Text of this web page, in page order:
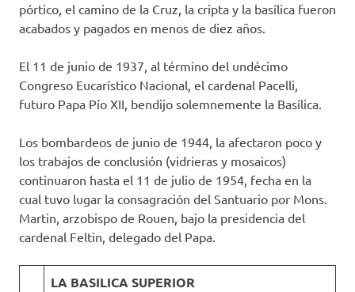
pórtico, el camino de la Cruz, la cripta y la basílica fueron
acabados y pagados en menos de diez años.
El 11 de junio de 1937, al término del undécimo
Congreso Eucarístico Nacional, el cardenal Pacelli,
futuro Papa Pío XII, bendijo solemnemente la Basílica.
Los bombardeos de junio de 1944, la afectaron poco y
los trabajos de conclusión (vidrieras y mosaicos)
continuaron hasta el 11 de julio de 1954, fecha en la
cual tuvo lugar la consagración del Santuario por Mons.
Martin, arzobispo de Rouen, bajo la presidencia del
cardenal Feltin, delegado del Papa.
LA BASILICA SUPERIOR